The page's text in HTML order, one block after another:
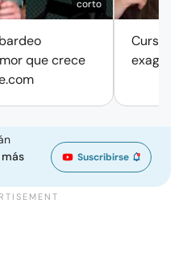
corto
que crece
Cursos
Suscribirse